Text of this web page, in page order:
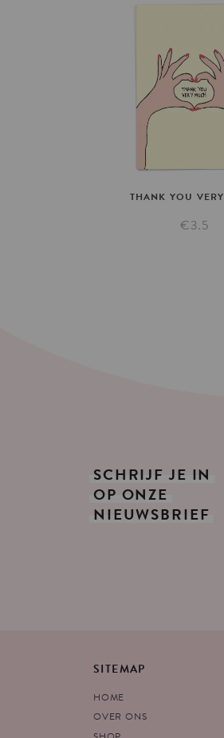
THANK YOU VERY
€3.5
SCHRIJF JE IN
OP ONZE
NIEUWSBRIEF
SITEMAP
HOME
OVER ONS